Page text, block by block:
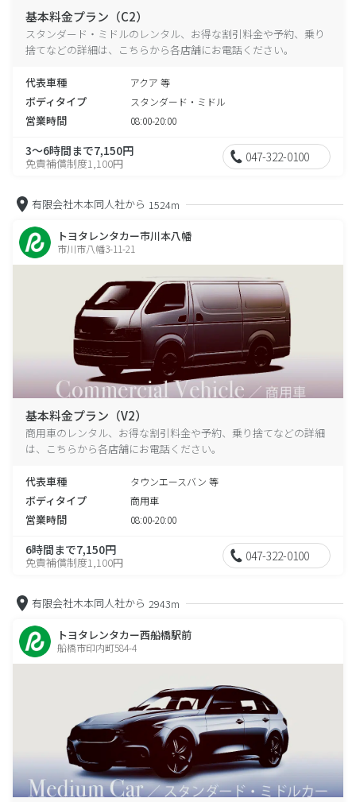
基本料金プラン（C2）
スタンダード・ミドルのレンタル、お得な割引料金や予約、乗り
捨てなどの詳細は、こちらから各店舗にお電話ください。
代表車種 アクア 等
ボディタイプ スタンダード・ミドル
営業時間 08:00-20:00
3～6時間まで7,150円
免責補償制度1,100円 047-322-0100
有限会社木本同人社から 1524m
トヨタレンタカー市川本八幡
市川市八幡3-11-21
基本料金プラン（V2）
商用車のレンタル、お得な割引料金や予約、乗り捨てなどの詳細
は、こちらから各店舗にお電話ください。
代表車種 タウンエースバン 等
ボディタイプ 商用車
営業時間 08:00-20:00
6時間まで7,150円
免責補償制度1,100円 047-322-0100
有限会社木本同人社から 2943m
トヨタレンタカー西船橋駅前
船橋市印内町584-4